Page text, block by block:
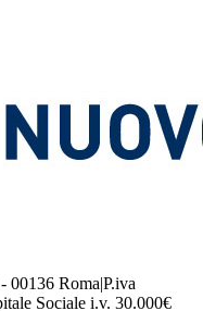
00136 Roma|P.iva
Sociale i.v. 30.000€